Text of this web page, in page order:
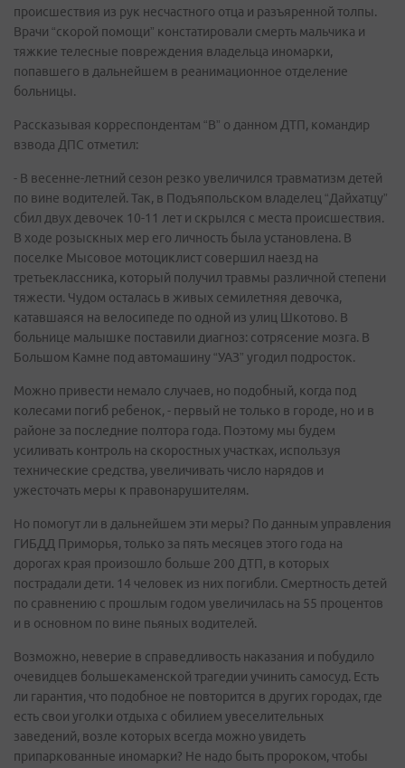
происшествия из рук несчастного отца и разъяренной толпы.
Врачи “скорой помощи” констатировали смерть мальчика и
тяжкие телесные повреждения владельца иномарки,
попавшего в дальнейшем в реанимационное отделение
больницы.
Рассказывая корреспондентам “В” о данном ДТП, командир
взвода ДПС отметил:
- В весенне-летний сезон резко увеличился травматизм детей
по вине водителей. Так, в Подъяпольском владелец “Дайхатцу”
сбил двух девочек 10-11 лет и скрылся с места происшествия.
В ходе розыскных мер его личность была установлена. В
поселке Мысовое мотоциклист совершил наезд на
третьеклассника, который получил травмы различной степени
тяжести. Чудом осталась в живых семилетняя девочка,
катавшаяся на велосипеде по одной из улиц Шкотово. В
больнице малышке поставили диагноз: сотрясение мозга. В
Большом Камне под автомашину “УАЗ” угодил подросток.
Можно привести немало случаев, но подобный, когда под
колесами погиб ребенок, - первый не только в городе, но и в
районе за последние полтора года. Поэтому мы будем
усиливать контроль на скоростных участках, используя
технические средства, увеличивать число нарядов и
ужесточать меры к правонарушителям.
Но помогут ли в дальнейшем эти меры? По данным управления
ГИБДД Приморья, только за пять месяцев этого года на
дорогах края произошло больше 200 ДТП, в которых
пострадали дети. 14 человек из них погибли. Смертность детей
по сравнению с прошлым годом увеличилась на 55 процентов
и в основном по вине пьяных водителей.
Возможно, неверие в справедливость наказания и побудило
очевидцев большекаменской трагедии учинить самосуд. Есть
ли гарантия, что подобное не повторится в других городах, где
есть свои уголки отдыха с обилием увеселительных
заведений, возле которых всегда можно увидеть
припаркованные иномарки? Не надо быть пророком, чтобы